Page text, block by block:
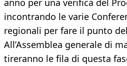
anno per una verifica del
incontrando le varie
regionali per fare il punto
All’Assemblea generale di
tireranno le fila di questa